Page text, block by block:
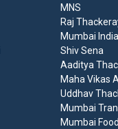
MNS
Raj
Mumbai
Shiv Sena
Aaditya
Maha Vikas
Uddhav
Mumbai
Mumbai